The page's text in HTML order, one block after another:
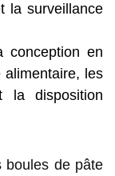
la surveillance
conception en
les
la disposition
boules de pâte